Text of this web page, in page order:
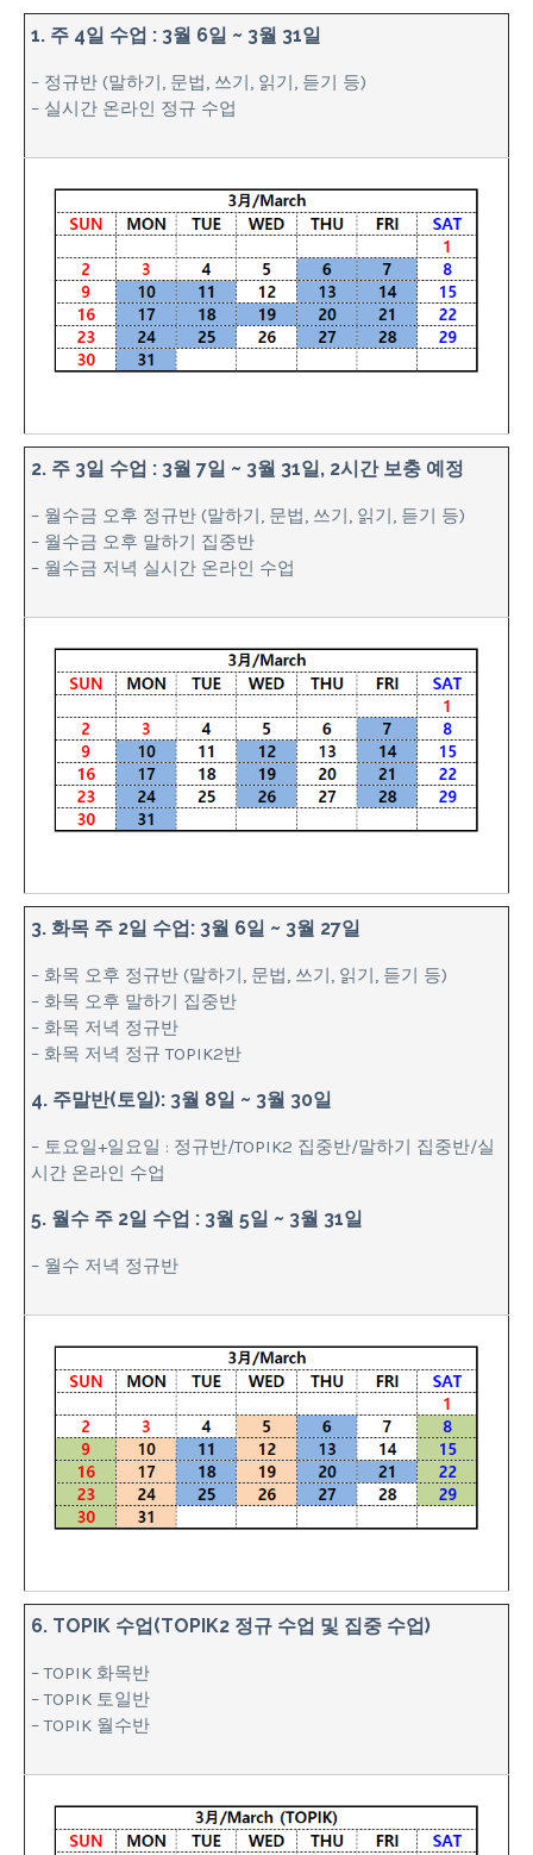
1. 주 4일 수업 : 3월 6일 ~ 3월 31일
– 정규반 (말하기, 문법, 쓰기, 읽기, 듣기 등)
– 실시간 온라인 정규 수업
2. 주 3일 수업 : 3월 7일 ~ 3월 31일, 2시간 보충 예정
– 월수금 오후 정규반 (말하기, 문법, 쓰기, 읽기, 듣기 등)
– 월수금 오후 말하기 집중반
– 월수금 저녁 실시간 온라인 수업
3. 화목 주 2일 수업: 3월 6일 ~ 3월 27일
– 화목 오후 정규반 (말하기, 문법, 쓰기, 읽기, 듣기 등)
– 화목 오후 말하기 집중반
– 화목 저녁 정규반
– 화목 저녁 정규 TOPIK2반
4. 주말반(토일): 3월 8일 ~ 3월 30일
– 토요일+일요일 : 정규반/TOPIK2 집중반/말하기 집중반/실
시간 온라인 수업
5. 월수 주 2일 수업 : 3월 5일 ~ 3월 31일
– 월수 저녁 정규반
6. TOPIK 수업(TOPIK2 정규 수업 및 집중 수업)
– TOPIK 화목반
– TOPIK 토일반
– TOPIK 월수반